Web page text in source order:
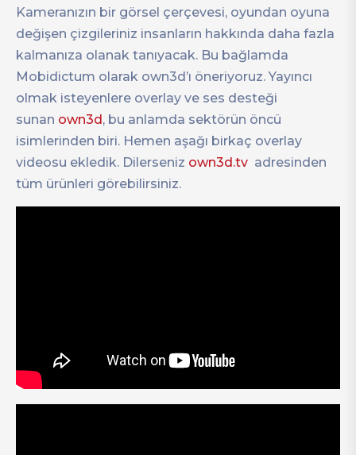
Kameranızın bir görsel çerçevesi, oyundan oyuna
değişen çizgileriniz insanların hakkında daha fazla
kalmanıza olanak tanıyacak. Bu bağlamda
Mobidictum olarak own3d’ı öneriyoruz. Yayıncı
olmak isteyenlere overlay ve ses desteği
sunan own3d, bu anlamda sektörün öncü
isimlerinden biri. Hemen aşağı birkaç overlay
videosu ekledik. Dilerseniz own3d.tv adresinden
tüm ürünleri görebilirsiniz.